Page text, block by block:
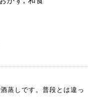
蒸しです。普段とは違っ